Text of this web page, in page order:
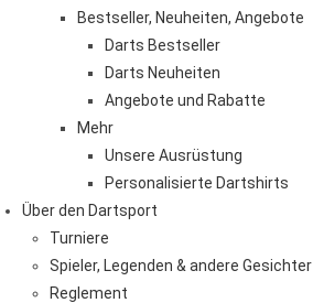
Bestseller, Neuheiten, Angebote
Darts Bestseller
Darts Neuheiten
Angebote und Rabatte
Mehr
Unsere Ausrüstung
Personalisierte Dartshirts
Über den Dartsport
Turniere
Spieler, Legenden & andere Gesichter
Reglement